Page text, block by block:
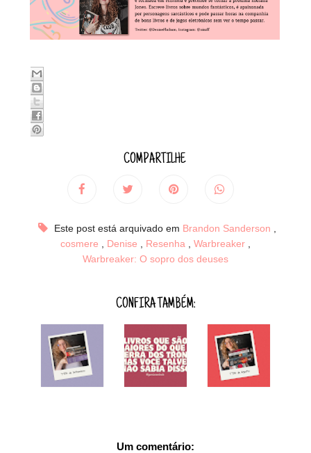
COMPARTILHE
Este post está arquivado em Brandon Sanderson
cosmere
Denise Resenha Warbreaker
Warbreaker: O sopro dos deuses
CONFIRA TAMBÉM:
Um comentário: